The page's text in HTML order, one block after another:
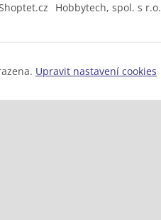
Hobbytech, spol. s r.o.
Upravit nastavení cookies